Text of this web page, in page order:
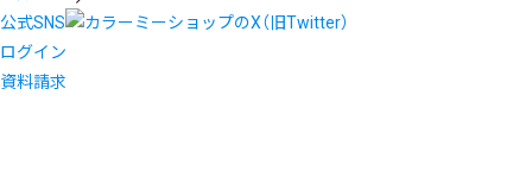
公式SNS
ログイン
資料請求